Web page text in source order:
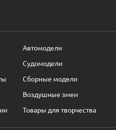
Автомодели
Судомодели
Сборные модели
Воздушные змеи
Товары для творчества